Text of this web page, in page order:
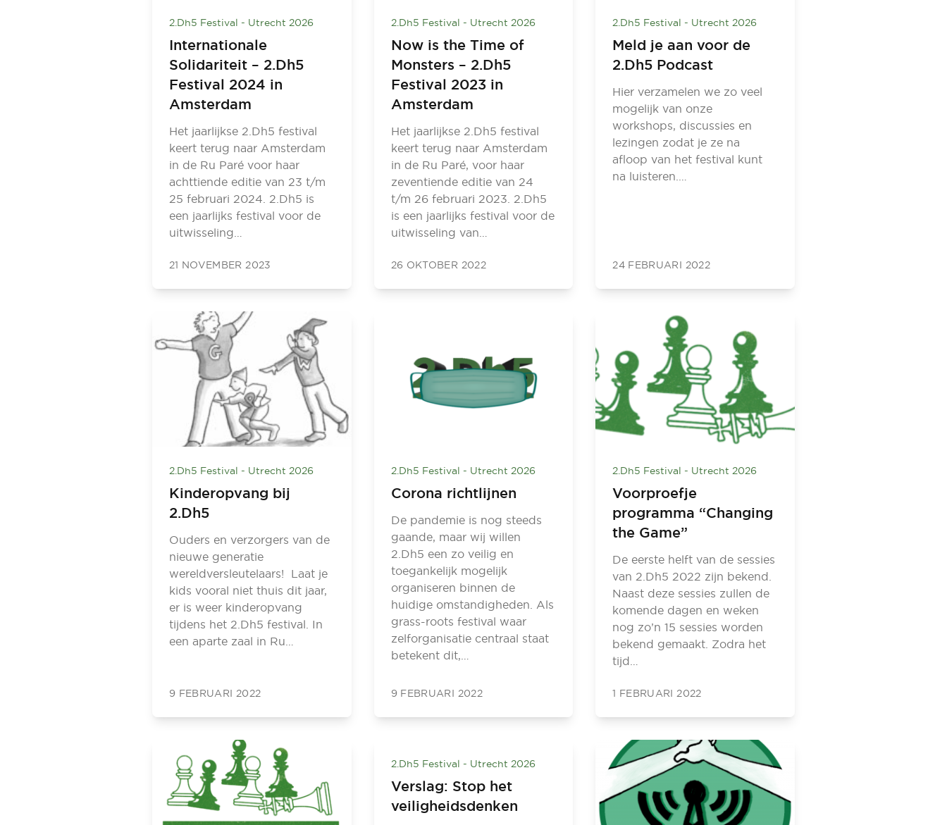
2.Dh5 Festival - Utrecht 2026
Internationale
Solidariteit – 2.Dh5
Festival 2024 in
Amsterdam
Het jaarlijkse 2.Dh5 festival
keert terug naar Amsterdam
in de Ru Paré voor haar
achttiende editie van 23 t/m
25 februari 2024. 2.Dh5 is
een jaarlijks festival voor de
uitwisseling…
21 NOVEMBER 2023
2.Dh5 Festival - Utrecht 2026
Now is the Time of
Monsters – 2.Dh5
Festival 2023 in
Amsterdam
Het jaarlijkse 2.Dh5 festival
keert terug naar Amsterdam
in de Ru Paré, voor haar
zeventiende editie van 24
t/m 26 februari 2023. 2.Dh5
is een jaarlijks festival voor de
uitwisseling van…
26 OKTOBER 2022
2.Dh5 Festival - Utrecht 2026
Meld je aan voor de
2.Dh5 Podcast
Hier verzamelen we zo veel
mogelijk van onze
workshops, discussies en
lezingen zodat je ze na
afloop van het festival kunt
na luisteren.…
24 FEBRUARI 2022
2.Dh5 Festival - Utrecht 2026
Kinderopvang bij
2.Dh5
Ouders en verzorgers van de
nieuwe generatie
wereldversleutelaars! Laat je
kids vooral niet thuis dit jaar,
er is weer kinderopvang
tijdens het 2.Dh5 festival. In
een aparte zaal in Ru…
9 FEBRUARI 2022
2.Dh5 Festival - Utrecht 2026
Corona richtlijnen
De pandemie is nog steeds
gaande, maar wij willen
2.Dh5 een zo veilig en
toegankelijk mogelijk
organiseren binnen de
huidige omstandigheden. Als
grass-roots festival waar
zelforganisatie centraal staat
betekent dit,…
9 FEBRUARI 2022
2.Dh5 Festival - Utrecht 2026
Voorproefje
programma “Changing
the Game”
De eerste helft van de sessies
van 2.Dh5 2022 zijn bekend.
Naast deze sessies zullen de
komende dagen en weken
nog zo’n 15 sessies worden
bekend gemaakt. Zodra het
tijd…
1 FEBRUARI 2022
2.Dh5 Festival - Utrecht 2026
Verslag: Stop het
veiligheidsdenken